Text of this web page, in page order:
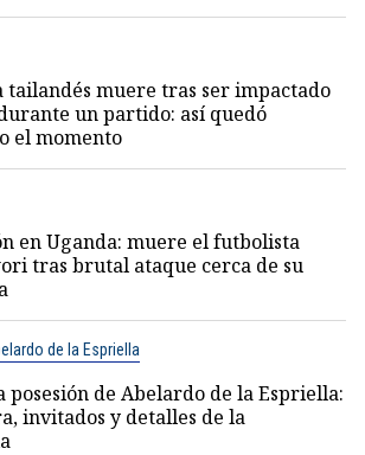
tailandés muere tras ser impactado
un partido: así quedó
el momento
en Uganda: muere el futbolista
tras brutal ataque cerca de su
de la Espriella
posesión de Abelardo de la Espriella:
invitados y detalles de la